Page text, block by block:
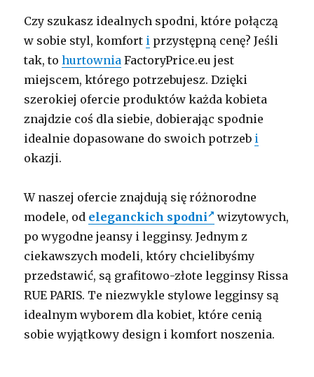
Czy szukasz idealnych spodni, które połączą
w sobie styl, komfort i przystępną cenę? Jeśli
tak, tohurtownia FactoryPrice.eu jest
miejscem, którego potrzebujesz. Dzięki
szerokiej ofercie produktów każda kobieta
znajdzie coś dla siebie, dobierając spodnie
idealnie dopasowane do swoich potrzeb i
okazji.
W naszej ofercie znajdują się różnorodne
modele, od eleganckich spodni
wizytowych,
po wygodne jeansy i legginsy. Jednym z
ciekawszych modeli, który chcielibyśmy
przedstawić, są grafitowo-złote legginsy Rissa
RUE PARIS. Te niezwykle stylowe legginsy są
idealnym wyborem dla kobiet, które cenią
sobie wyjątkowy design i komfort noszenia.